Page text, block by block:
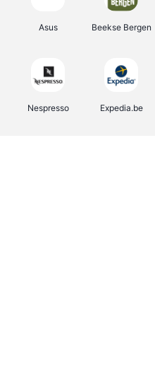
Asus Beekse Bergen
Nespresso Expedia.be